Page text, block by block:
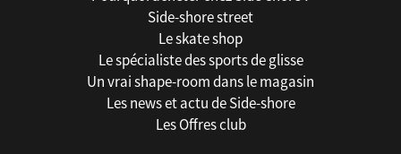
Side-shore street
Le skate shop
Le spécialiste des sports de glisse
Un vrai shape-room dans le magasin
Les news et actu de Side-shore
Les Offres club